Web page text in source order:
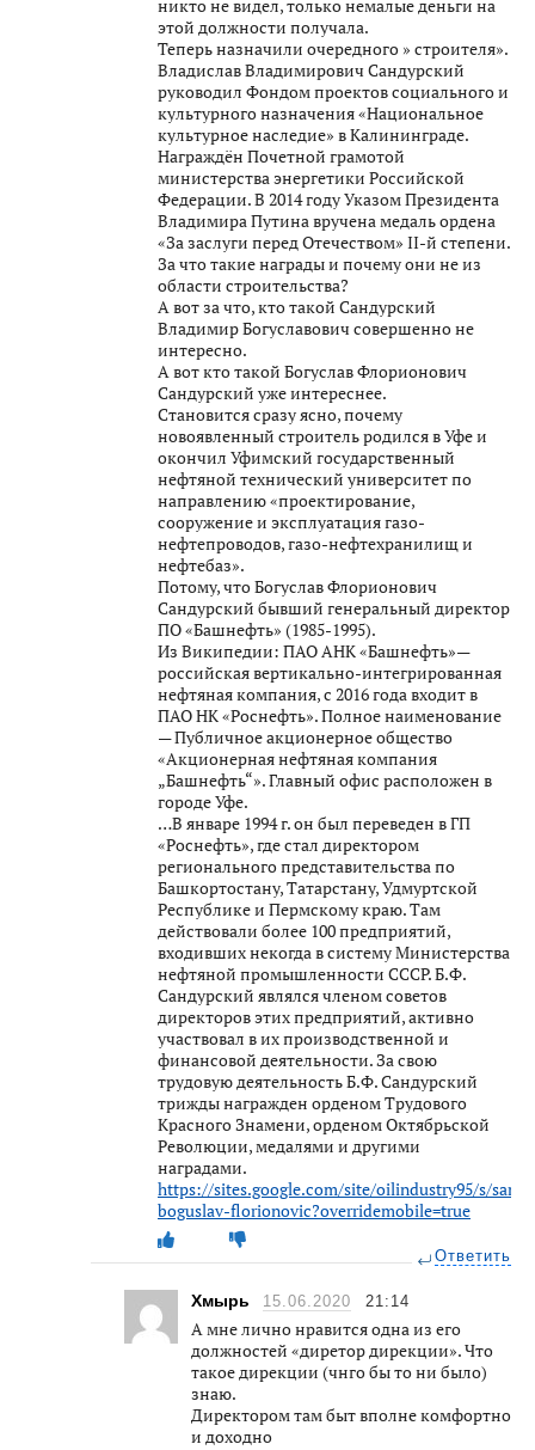
никто не видел, только немалые деньги на
этой должности получала.
Теперь назначили очередного » строителя».
Владислав Владимирович Сандурский
руководил Фондом проектов социального и
культурного назначения «Национальное
культурное наследие» в Калининграде.
Награждён Почетной грамотой
министерства энергетики Российской
Федерации. В 2014 году Указом Президента
Владимира Путина вручена медаль ордена
«За заслуги перед Отечеством» II-й степени.
За что такие награды и почему они не из
области строительства?
А вот за что, кто такой Сандурский
Владимир Богуславович совершенно не
интересно.
А вот кто такой Богуслав Флорионович
Сандурский уже интереснее.
Становится сразу ясно, почему
новоявленный строитель родился в Уфе и
окончил Уфимский государственный
нефтяной технический университет по
направлению «проектирование,
сооружение и эксплуатация газо-
нефтепроводов, газо-нефтехранилищ и
нефтебаз».
Потому, что Богуслав Флорионович
Сандурский бывший генеральный директор
ПО «Башнефть» (1985-1995).
Из Википедии: ПАО АНК «Башнефть»—
российская вертикально-интегрированная
нефтяная компания, с 2016 года входит в
ПАО НК «Роснефть». Полное наименование
— Публичное акционерное общество
«Акционерная нефтяная компания
„Башнефть“». Главный офис расположен в
городе Уфе.
…В январе 1994 г. он был переведен в ГП
«Роснефть», где стал директором
регионального представительства по
Башкортостану, Татарстану, Удмуртской
Республике и Пермскому краю. Там
действовали более 100 предприятий,
входивших некогда в систему Министерства
нефтяной промышленности СССР. Б.Ф.
Сандурский являлся членом советов
директоров этих предприятий, активно
участвовал в их производственной и
финансовой деятельности. За свою
трудовую деятельность Б.Ф. Сандурский
трижды награжден орденом Трудового
Красного Знамени, орденом Октябрьской
Революции, медалями и другими
наградами.
https://sites.google.com/site/oilindustry95/s/
boguslav-florionovic?overridemobile=true
Ответить
Хмырь 15.06.2020 21:14
А мне лично нравится одна из его
должностей «диретор дирекции». Что
такое дирекции (чнго бы то ни было)
знаю.
Директором там быт вполне комфортно
и доходно